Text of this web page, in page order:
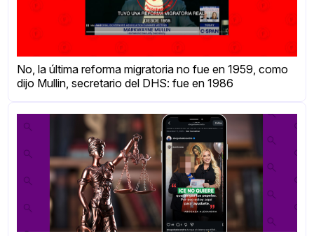
No, la última reforma migratoria no fue en 1959, como
dijo Mullin, secretario del DHS: fue en 1986